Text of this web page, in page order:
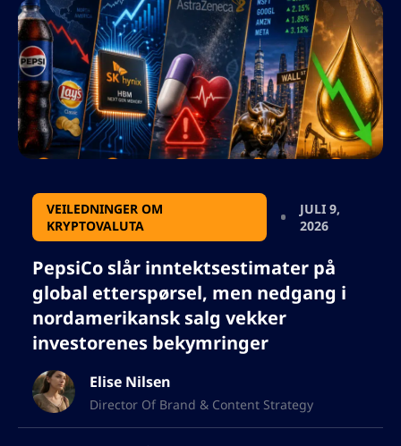
digitale eiendelslandskapet. Vennligst ikke
legg til noen anførselstegn, jeg må bruke
resultatet i json, så ikke legg til noen tegn
som vil bryte json-formatet.
VEILEDNINGER OM
KRYPTOVALUTA
JULI 9,
2026
PepsiCo slår inntektsestimater på
global etterspørsel, men nedgang i
nordamerikansk salg vekker
investorenes bekymringer
Elise Nilsen
Director Of Brand & Content Strategy